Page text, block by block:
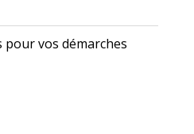
pour vos démarches